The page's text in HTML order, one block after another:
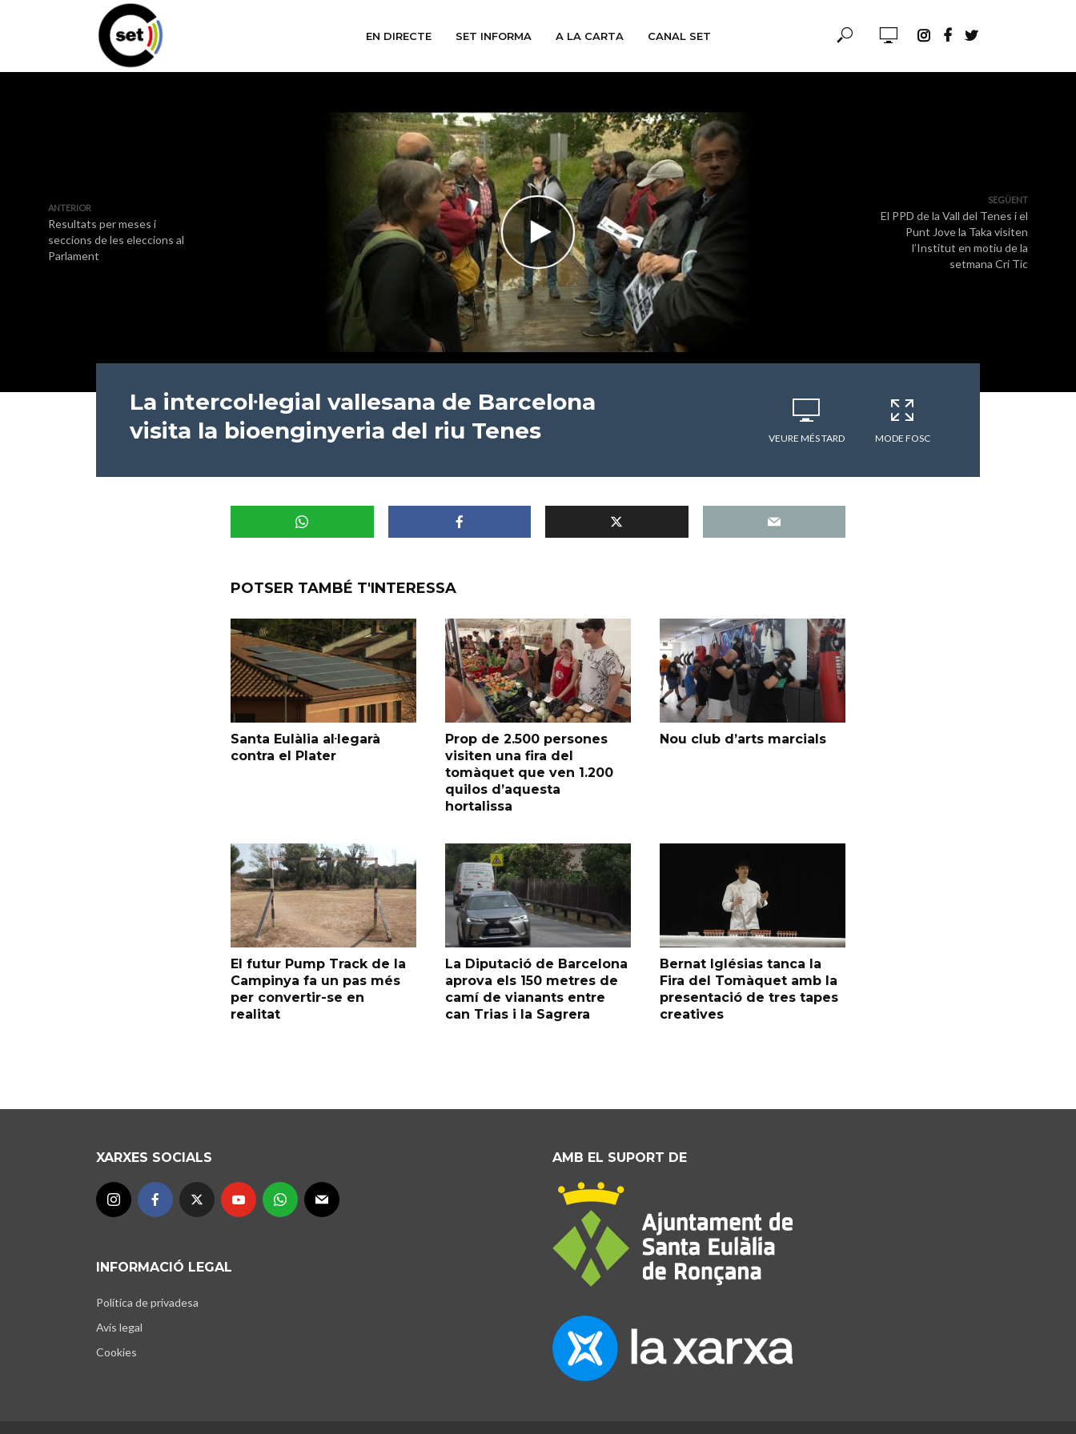
EN DIRECTE SET INFORMA A LA CARTA CANAL SET
ANTERIOR
Resultats per meses i
seccions de les eleccions al
Parlament
SEGÜENT
El PPD de la Vall del Tenes i el
Punt Jove la Taka visiten
l’Institut en motiu de la
setmana Cri Tic
La intercol·legial vallesana de Barcelona
visita la bioenginyeria del riu Tenes
VEURE MÉS TARD MODE FOSC
POTSER TAMBÉ T'INTERESSA
Santa Eulàlia al·legarà
contra el Plater
Prop de 2.500 persones
visiten una fira del
tomàquet que ven 1.200
quilos d’aquesta
hortalissa
Nou club d’arts marcials
El futur Pump Track de la
Campinya fa un pas més
per convertir-se en
realitat
La Diputació de Barcelona
aprova els 150 metres de
camí de vianants entre
can Trias i la Sagrera
Bernat Iglésias tanca la
Fira del Tomàquet amb la
presentació de tres tapes
creatives
XARXES SOCIALS
INFORMACIÓ LEGAL
Política de privadesa
Avís legal
Cookies
AMB EL SUPORT DE